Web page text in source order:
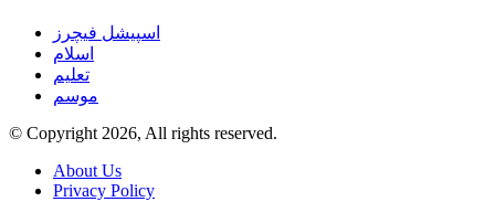
اسپیشل فیچرز
اسلام
تعلیم
موسم
© Copyright 2026, All rights reserved.
About Us
Privacy Policy